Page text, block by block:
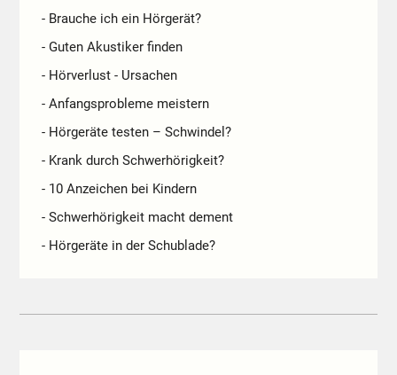
- Brauche ich ein Hörgerät?
- Guten Akustiker finden
- Hörverlust - Ursachen
- Anfangsprobleme meistern
- Hörgeräte testen – Schwindel?
- Krank durch Schwerhörigkeit?
- 10 Anzeichen bei Kindern
- Schwerhörigkeit macht dement
- Hörgeräte in der Schublade?